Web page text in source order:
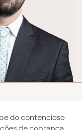
do contencioso